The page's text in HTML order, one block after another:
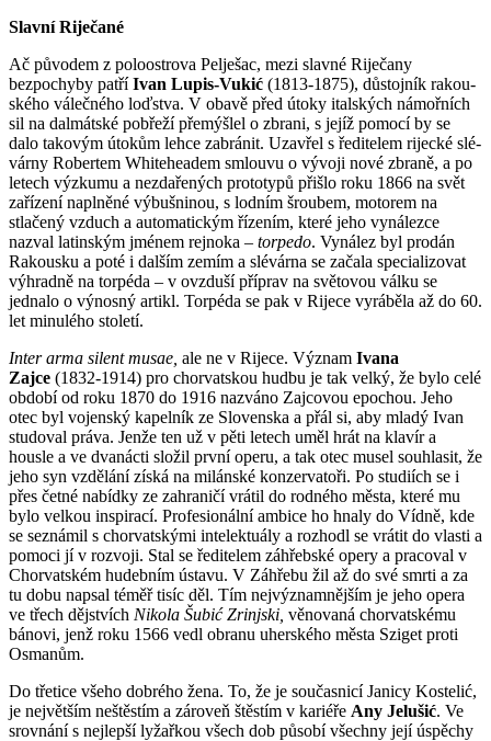
Slavní Riječané
Ač původem z poloostrova Pelješac, mezi slavné Riječany
bezpochyby patříIvan Lu­pis-Vukić (1813-1875), důstojník rakou­
ského válečného loďstva. V obavě před útoky italských námořních
sil na dal­mát­ské pobřeží přemýšlel o zbrani, s jejíž po­mocí by se
dalo takovým útokům lehce zabránit. Uzavřel s ředitelem rijecké slé­
várny Robertem Whiteheadem smlouvu o vývoji nové zbraně, a po
letech výz­kumu a nezdařených prototypů přišlo roku 1866 na svět
zařízení naplněné výbušninou, s lodním šroubem, motorem na
stlačený vzduch a automatickým řízením, které jeho vynálezce
nazval latinským jménem rej­noka – torpedo. Vynález byl prodán
Ra­kousku a poté i dalším zemím a slé­várna se začala specializovat
vý­hradně na torpéda – v ovzduší příprav na světovou válku se
jednalo o výnosný artikl. Torpéda se pak v Rijece vyráběla až do 60.
let minu­lého století.
Inter arma silent musae, ale ne v Rijece. Význam Ivana
Zajce (1832-1914) pro chor­­­vatskou hudbu je tak velký, že bylo celé
období od roku 1870 do 1916 naz­váno Zaj­covou epochou. Jeho
otec byl vojenský kapelník ze Slovenska a přál si, aby mladý Ivan
studoval práva. Jenže ten už v pěti letech uměl hrát na klavír a
housle a ve dvanácti složil první operu, a tak otec mu­sel souhlasit, že
jeho syn vzdělání získá na milánské konzervatoři. Po studiích se i
přes četné nabídky ze za­hraničí vrátil do rodného města, které mu
bylo velkou inspirací. Profesi­o­nál­ní am­bice ho hnaly do Vídně, kde
se sez­ná­mil s chorvatskými intelektuály a roz­hodl se vrátit do vlasti a
pomoci jí v roz­voji. Stal se ředitelem záhřebské opery a pra­coval v
Chorvatském hudebním ústavu. V Zá­h­řebu žil až do své smrti a za
tu dobu na­psal téměř tisíc děl. Tím nej­výz­nam­něj­­ším je jeho opera
ve třech dějstvích Nikola Šubić Zrinjski, věnovaná chorvat­skému
bánovi, jenž roku 1566 vedl obranu uherského města Sziget proti
Osmanům.
Do třetice všeho dobrého žena. To, že je současnicí Janicy Kostelić,
je největším neštěstím a zároveň štěstím v kariéře Any Jelušić. Ve
srovnání s nejlepší ly­žařkou všech dob působí všechny její úspěchy